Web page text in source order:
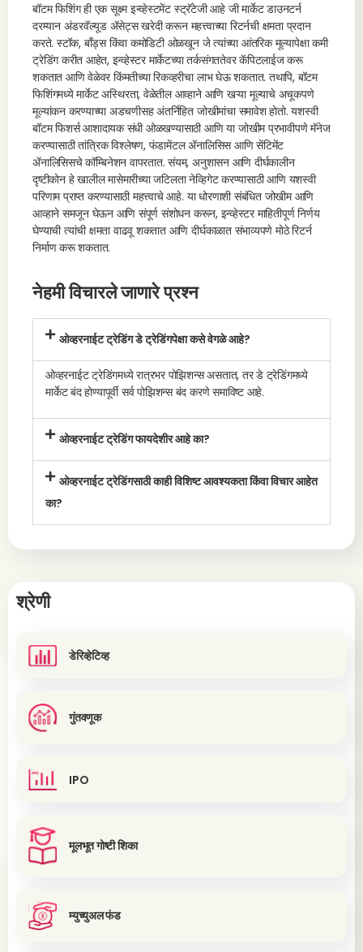
बॉटम फिशिंग ही एक सूक्ष्म इन्व्हेस्टमेंट स्ट्रॅटेजी आहे जी मार्केट डाउनटर्न
दरम्यान अंडरवॅल्यूड ॲसेट्स खरेदी करून महत्त्वाच्या रिटर्नची क्षमता प्रदान
करते. स्टॉक, बाँड्स किंवा कमोडिटी ओळखून जे त्यांच्या आंतरिक मूल्यापेक्षा कमी
ट्रेडिंग करीत आहेत, इन्व्हेस्टर मार्केटच्या तर्कसंगततेवर कॅपिटलाईज करू
शकतात आणि वेळेवर किंमतीच्या रिकव्हरीचा लाभ घेऊ शकतात. तथापि, बॉटम
फिशिंगमध्ये मार्केट अस्थिरता, वेळेतील आव्हाने आणि खऱ्या मूल्याचे अचूकपणे
मूल्यांकन करण्याच्या अडचणीसह अंतर्निहित जोखीमांचा समावेश होतो. यशस्वी
बॉटम फिशर्स आशादायक संधी ओळखण्यासाठी आणि या जोखीम प्रभावीपणे मॅनेज
करण्यासाठी तांत्रिक विश्लेषण, फंडामेंटल ॲनालिसिस आणि सेंटिमेंट
ॲनालिसिसचे कॉम्बिनेशन वापरतात. संयम, अनुशासन आणि दीर्घकालीन
दृष्टीकोन हे खालील मासेमारीच्या जटिलता नेव्हिगेट करण्यासाठी आणि यशस्वी
परिणाम प्राप्त करण्यासाठी महत्त्वाचे आहे. या धोरणाशी संबंधित जोखीम आणि
आव्हाने समजून घेऊन आणि संपूर्ण संशोधन करून, इन्व्हेस्टर माहितीपूर्ण निर्णय
घेण्याची त्यांची क्षमता वाढवू शकतात आणि दीर्घकाळात संभाव्यपणे मोठे रिटर्न
निर्माण करू शकतात.
नेहमी विचारले जाणारे प्रश्न
ओव्हरनाईट ट्रेडिंग डे ट्रेडिंगपेक्षा कसे वेगळे आहे?
ओव्हरनाईट ट्रेडिंगमध्ये रात्रभर पोझिशन्स असतात, तर डे ट्रेडिंगमध्ये
मार्केट बंद होण्यापूर्वी सर्व पोझिशन्स बंद करणे समाविष्ट आहे.
ओव्हरनाईट ट्रेडिंग फायदेशीर आहे का?
ओव्हरनाईट ट्रेडिंगसाठी काही विशिष्ट आवश्यकता किंवा विचार आहेत
का?
श्रेणी
डेरिव्हेटिव्ह
गुंतवणूक
IPO
मूलभूत गोष्टी शिका
म्युच्युअल फंड